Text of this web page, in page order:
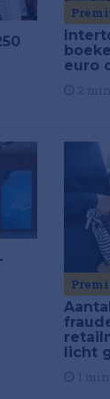
euro
licht